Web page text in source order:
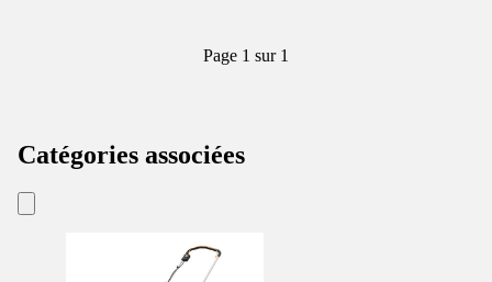
Page 1 sur 1
Catégories associées